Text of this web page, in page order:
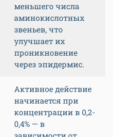
меньшего числа
аминокислотных
звеньев, что
улучшает их
проникновение
через эпидермис.
Активное действие
начинается при
концентрации в 0,2-
0,4% — в